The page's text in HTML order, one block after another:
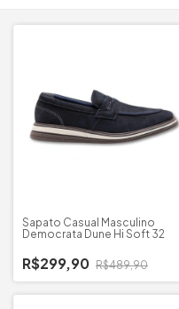
Sapato Casual Masculino
Democrata Dune Hi Soft 32
R$299,90 R$489,90